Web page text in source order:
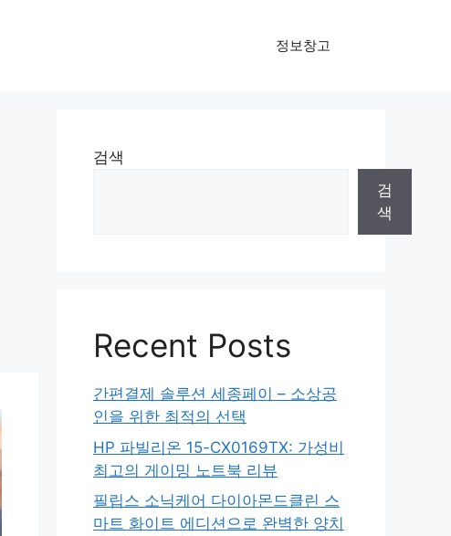
정보창고
검색
검
색
Recent Posts
간편결제 솔루션 세종페이 – 소상공
인을 위한 최적의 선택
HP 파빌리온 15-CX0169TX: 가성비
최고의 게이밍 노트북 리뷰
필립스 소닉케어 다이아몬드클린 스
마트 화이트 에디션으로 완벽한 양치